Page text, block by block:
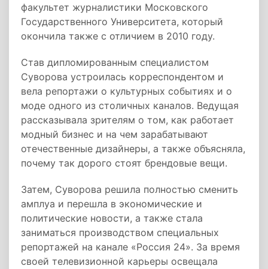
факультет журналистики Московского
Государственного Университета, который
окончила также с отличием в 2010 году.
Став дипломированным специалистом
Суворова устроилась корреспондентом и
вела репортажи о культурных событиях и о
моде одного из столичных каналов. Ведущая
рассказывала зрителям о том, как работает
модный бизнес и на чем зарабатывают
отечественные дизайнеры, а также объясняла,
почему так дорого стоят брендовые вещи.
Затем, Суворова решила полностью сменить
амплуа и перешла в экономические и
политические новости, а также стала
заниматься производством специальных
репортажей на канале «Россия 24». За время
своей телевизионной карьеры освещала